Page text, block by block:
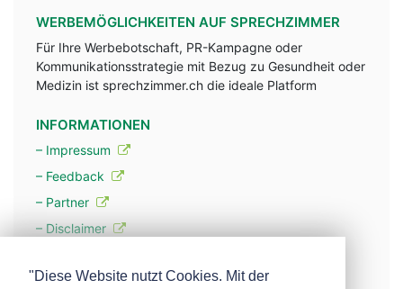
WERBEMÖGLICHKEITEN AUF SPRECHZIMMER
Für Ihre Werbebotschaft, PR-Kampagne oder
Kommunikationsstrategie mit Bezug zu Gesundheit oder
Medizin ist sprechzimmer.ch die ideale Platform
INFORMATIONEN
– Impressum
– Feedback
– Partner
– Disclaimer
"Diese Website nutzt Cookies. Mit der